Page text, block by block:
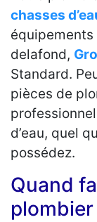
chasses
delafond,
Standard.
pièces de
d’eau, quel
possédez.
Quand
plombier